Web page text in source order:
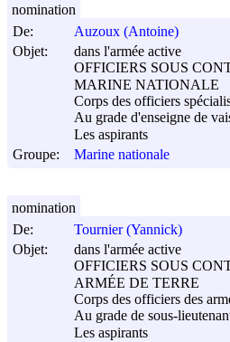
De:
Auzoux (Antoine)
Objet:
dans l'armée active
OFFICIERS SOUS
MARINE NATIONALE
Corps des officiers
Au grade d'enseigne de
Les aspirants
Groupe:
Marine nationale
nomination
De:
Tournier (Yannick)
Objet:
dans l'armée active
OFFICIERS SOUS
ARMÉE DE TERRE
Corps des officiers des
Au grade de sous-
Les aspirants
nomination